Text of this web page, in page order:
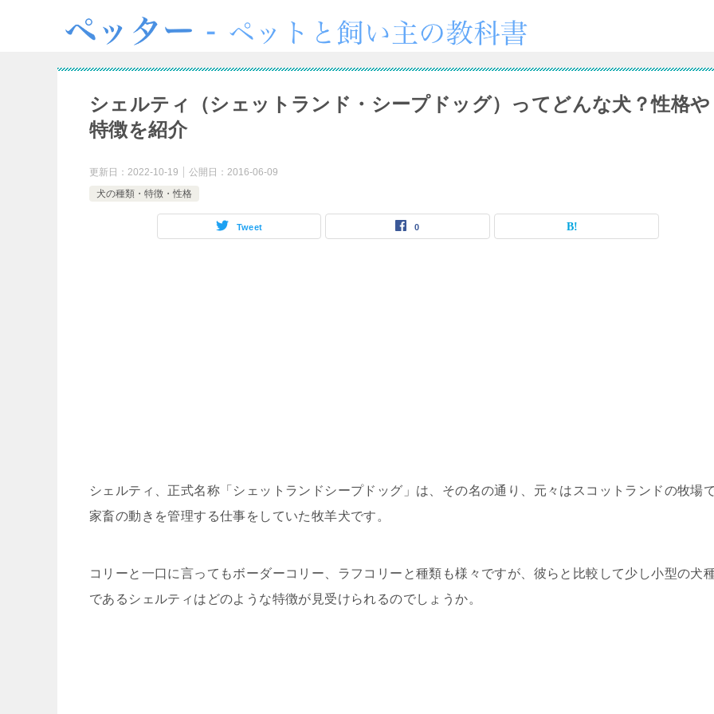
シェルティ（シェットランド・シープドッグ）ってどんな犬？性格や
特徴を紹介
更新日： 2022-10-19 公開日： 2016-06-09
犬の種類・特徴・性格
Tweet 0
シェルティ、正式名称「シェットランドシープドッグ」は、その名の通り、元々はスコットランドの牧場
家畜の動きを管理する仕事をしていた牧羊犬です。
コリーと一口に言ってもボーダーコリー、ラフコリーと種類も様々ですが、彼らと比較して少し小型の犬
であるシェルティはどのような特徴が見受けられるのでしょうか。